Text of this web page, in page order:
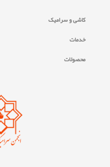
کاشی و سرامیک
خدمات
محصولات